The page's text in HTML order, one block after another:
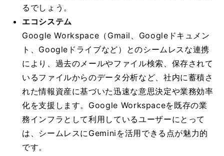
るでしょう。
エコシステム
Google Workspace（Gmail、Googleドキュメン
ト、Googleドライブなど）とのシームレスな連携
により、過去のメールやファイル検索、保存されて
いるファイルからのデータ分析など、社内に蓄積さ
れた情報資産に基づいた迅速な意思決定や業務効率
化を支援します。Google Workspaceを既存の業
務インフラとして利用しているユーザーにとって
は、シームレスにGeminiを活用できる点が魅力的
です。